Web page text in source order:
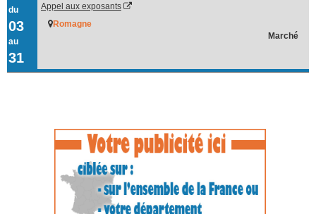
du
03
au
31
Appel aux exposants
Romagne
Marché